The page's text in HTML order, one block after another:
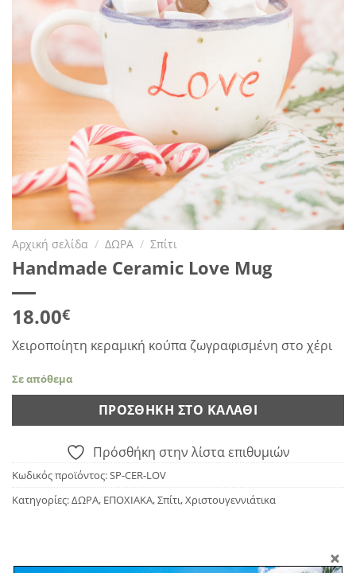
Αρχική σελίδα / ΔΩΡΑ / Σπίτι
Handmade Ceramic Love Mug
18.00€
Χειροποίητη κεραμική κούπα ζωγραφισμένη στο χέρι
Σε απόθεμα
ΠΡΟΣΘΉΚΗ ΣΤΟ ΚΑΛΆΘΙ
Πρόσθήκη στην λίστα επιθυμιών
Κωδικός προϊόντος:SP-CER-LOV
Κατηγορίες:ΔΩΡΑ, ΕΠΟΧΙΑΚΑ,Σπίτι,Χριστουγεννιάτικα